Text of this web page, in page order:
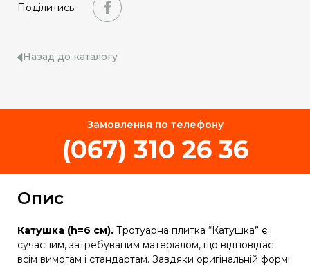
Назад до каталогу
Поділитись:
Замовлення по телефону
(067) 310 26 36
Опис
Катушка (h=6 см). Тротуарна плитка “Катушка” є
сучасним, затребуваним матеріалом, що відповідає
всім вимогам і стандартам. Завдяки оригінальній формі